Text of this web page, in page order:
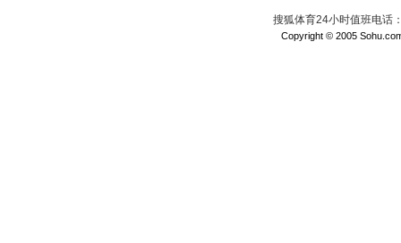
搜狐体育24小时值班电话
Copyright © 2005